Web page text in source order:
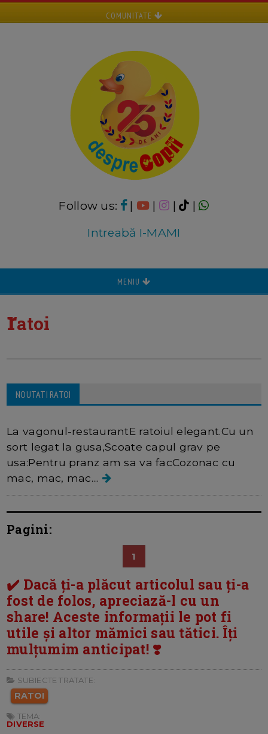
COMUNITATE
Follow us: | | |
|
Intreabă I-MAMI
MENIU
ratoi
NOUTATI RATOI Ratoiul bucatar
La vagonul-restaurantE ratoiul elegant.Cu un
sort legat la gusa,Scoate capul grav pe
usa:Pentru pranz am sa va facCozonac cu
mac, mac, mac....
Pagini:
1
✔️ Dacă ți-a plăcut articolul sau ți-a
fost de folos, apreciază-l cu un
share! Aceste informații le pot fi
utile și altor mămici sau tătici. Îți
mulțumim anticipat! ❣️
SUBIECTE TRATATE:
RATOI
TEMA:
DIVERSE